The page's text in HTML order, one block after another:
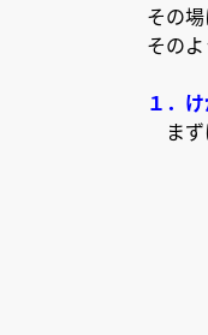
その
その
１．
まず